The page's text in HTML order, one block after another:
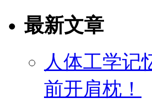
最新文章
人体工学记
前开肩枕！